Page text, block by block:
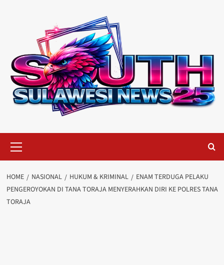
Menu
HOME NASIONAL HUKUM & KRIMINAL
ENAM TERDUGA PELAKU
PENGEROYOKAN DI TANA TORAJA MENYERAHKAN DIRI KE POLRES TANA
TORAJA